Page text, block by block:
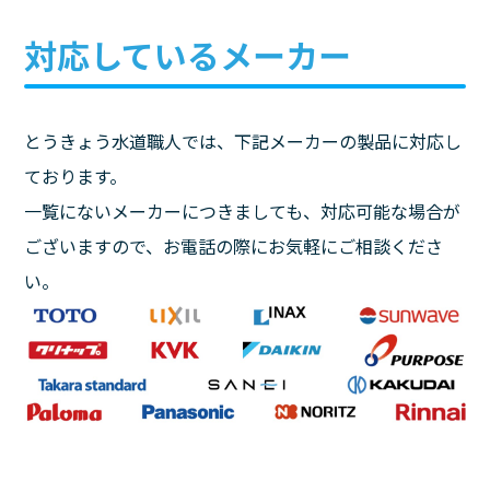
対応しているメーカー
とうきょう水道職人では、下記メーカーの製品に対応し
ております。
一覧にないメーカーにつきましても、対応可能な場合が
ございますので、お電話の際にお気軽にご相談くださ
い。